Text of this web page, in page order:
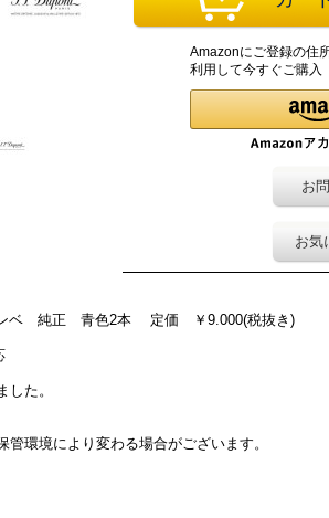
Amazonにご登録の住
利用して今すぐご購入
お
お気
ンベ 純正 青色2本 定価 ￥9.000(税抜き)
た。
管環境により変わる場合がございます。